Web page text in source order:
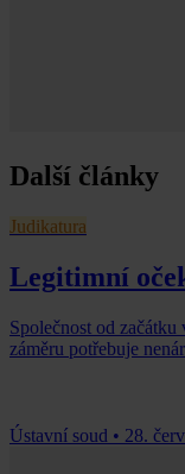
Další články
Judikatura
Legitimní
Společnost od
záměru potřebuje
Ústavní soud • 28.